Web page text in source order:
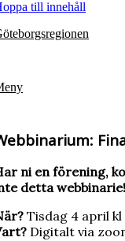
till innehåll
ni en förening,
detta webbinarie!
Tisdag 4 april kl
Digitalt via